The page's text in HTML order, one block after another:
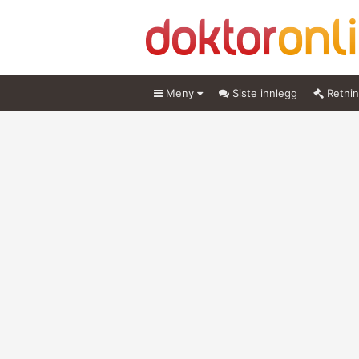
Meny Siste innlegg